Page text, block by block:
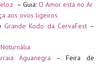
– Guia: O Amor está no Ar
aos ovos ligeiros
Grande Kodo da CervaFest–
Noturnália
Aguanegra – Feira de